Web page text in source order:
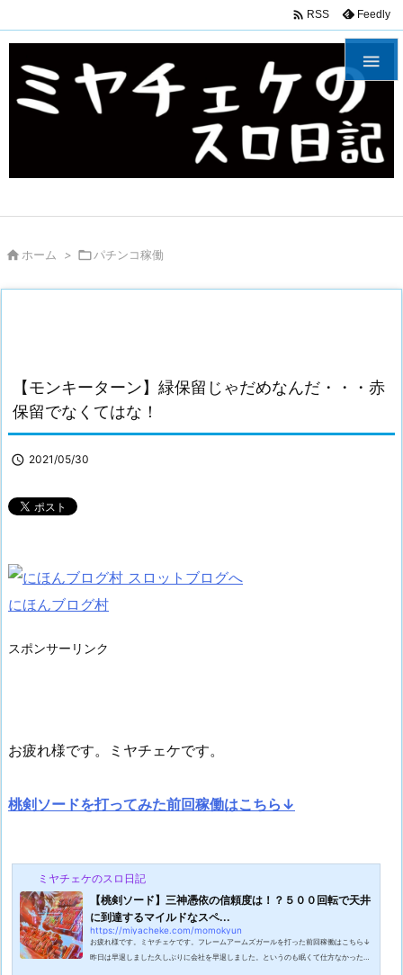

 RSS Feedly
 ホーム > パチンコ稼働
【モンキーターン】緑保留じゃだめなんだ・・・赤
保留でなくてはな！
 2021/05/30
にほんブログ村
スポンサーリンク
お疲れ様です。ミヤチェケです。
桃剣ソードを打ってみた前回稼働はこちら↓
ミヤチェケのスロ日記
【桃剣ソード】三神憑依の信頼度は！？５００回転で天井
に到達するマイルドなスペ...
https://miyacheke.com/momokyun
お疲れ様です。ミヤチェケです。フレームアームズガールを打った前回稼働はこちら↓
昨日は早退しました久しぶりに会社を早退しました。というのも眠くて仕方なかったか